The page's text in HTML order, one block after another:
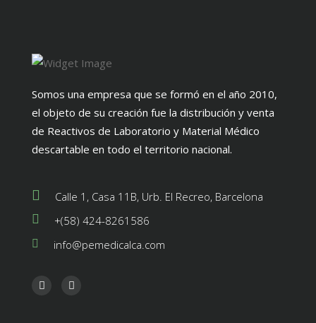
Somos una empresa que se formó en el año 2010,
el objeto de su creación fue la distribución y venta
de Reactivos de Laboratorio y Material Médico
descartable en todo el territorio nacional.
Calle 1, Casa 11B, Urb. El Recreo, Barcelona
+(58) 424-8261586
info@pemedicalca.com